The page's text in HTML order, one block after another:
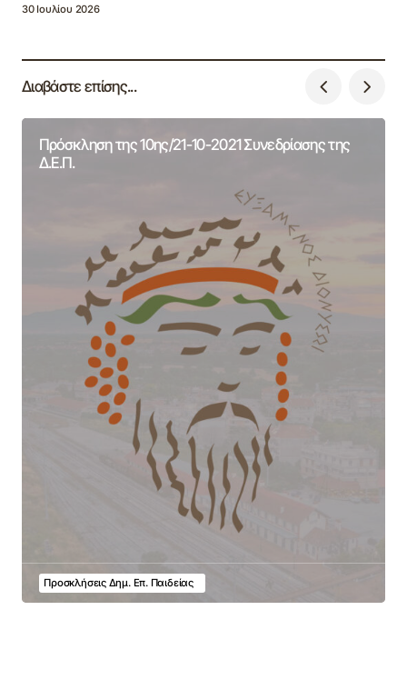
30 Ιουλίου 2026
Διαβάστε επίσης...
Πρόσκληση της 10ης/21-10-2021 Συνεδρίασης της
Δ.Ε.Π.
Προσκλήσεις Δημ. Επ. Παιδείας